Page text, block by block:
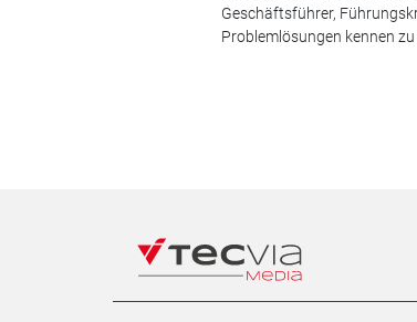
Geschäftsführer,
Problemlösungen kennen